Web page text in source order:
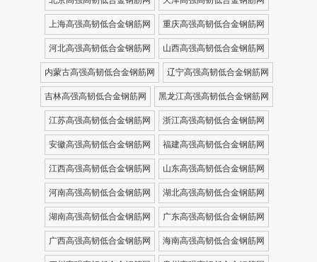
上海高强高韧低合金钢筋网 重庆高强高韧低合金钢筋网
河北高强高韧低合金钢筋网 山西高强高韧低合金钢筋网
内蒙古高强高韧低合金钢筋网 辽宁高强高韧低合金钢筋网
吉林高强高韧低合金钢筋网 黑龙江高强高韧低合金钢筋网
江苏高强高韧低合金钢筋网 浙江高强高韧低合金钢筋网
安徽高强高韧低合金钢筋网 福建高强高韧低合金钢筋网
江西高强高韧低合金钢筋网 山东高强高韧低合金钢筋网
河南高强高韧低合金钢筋网 湖北高强高韧低合金钢筋网
湖南高强高韧低合金钢筋网 广东高强高韧低合金钢筋网
广西高强高韧低合金钢筋网 海南高强高韧低合金钢筋网